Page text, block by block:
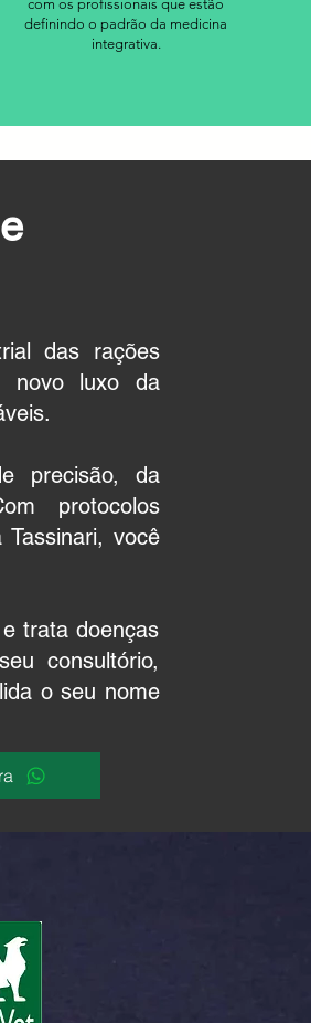
com os profissionais que estão
definindo o padrão da medicina
integrativa.
das rações
novo luxo da
precisão, da
protocolos
você
trata doenças
consultório,
o seu nome